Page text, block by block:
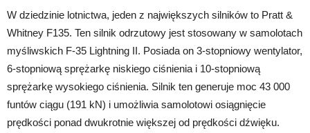
W dziedzinie lotnictwa, jeden z największych silników to Pratt &
Whitney F135. Ten silnik odrzutowy jest stosowany w samolotach
myśliwskich F-35 Lightning II. Posiada on 3-stopniowy wentylator,
6-stopniową sprężarkę niskiego ciśnienia i 10-stopniową
sprężarkę wysokiego ciśnienia. Silnik ten generuje moc 43 000
funtów ciągu (191 kN) i umożliwia samolotowi osiągnięcie
prędkości ponad dwukrotnie większej od prędkości dźwięku.